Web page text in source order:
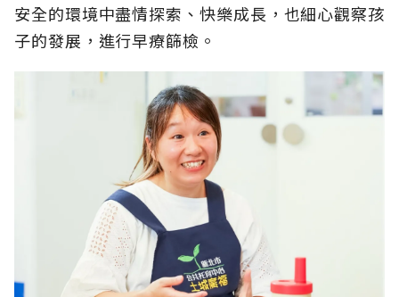
安全的環境中盡情探索、快樂成長，也細心觀察孩
子的發展，進行早療篩檢。